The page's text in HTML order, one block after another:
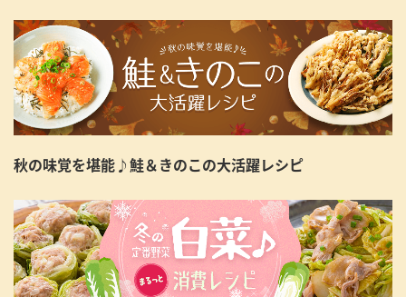
秋の味覚を堪能♪鮭＆きのこの大活躍レシピ